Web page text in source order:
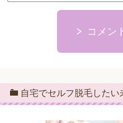
コメン
自宅でセルフ脱毛したい